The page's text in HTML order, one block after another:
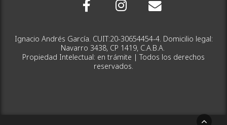
Ignacio Andrés García. CUIT:20-30654454-4. Domicilio legal:
Navarro 3438, CP 1419, C.A.B.A.
Propiedad Intelectual: en trámite | Todos los derechos
reservados.